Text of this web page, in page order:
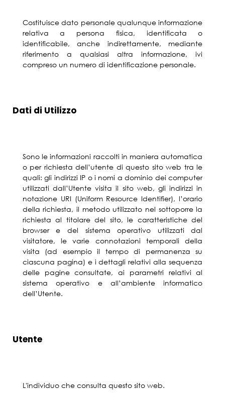
Costituisce dato personale qualunque informazione
relativa a persona fisica, identificata o
identificabile, anche indirettamente, mediante
riferimento a qualsiasi altra informazione, ivi
compreso un numero di identificazione personale.
Dati di Utilizzo
Sono le informazioni raccolti in maniera automatica
o per richiesta dell’utente di questo sito web tra le
quali: gli indirizzi IP o i nomi a dominio dei computer
utilizzati dall’Utente visita il sito web, gli indirizzi in
notazione URI (Uniform Resource Identifier), l’orario
della richiesta, il metodo utilizzato nel sottoporre la
richiesta al titolare del sito, le caratteristiche del
browser e del sistema operativo utilizzati dal
visitatore, le varie connotazioni temporali della
visita (ad esempio il tempo di permanenza su
ciascuna pagina) e i dettagli relativi alla sequenza
delle pagine consultate, ai parametri relativi al
sistema operativo e all’ambiente informatico
dell’Utente.
Utente
L'individuo che consulta questo sito web.